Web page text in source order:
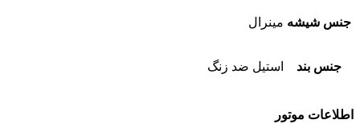
جنس شیشه مینرال
جنس بند استیل ضد زنگ
اطلاعات موتور